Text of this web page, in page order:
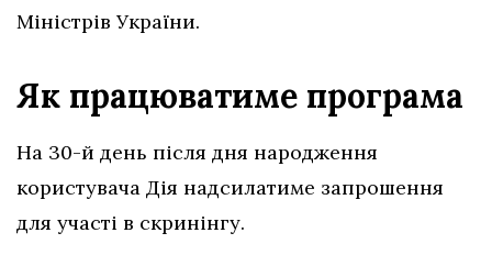
Міністрів України.
Як працюватиме програма
На 30-й день після дня народження
користувача Дія надсилатиме запрошення
для участі в скринінгу.